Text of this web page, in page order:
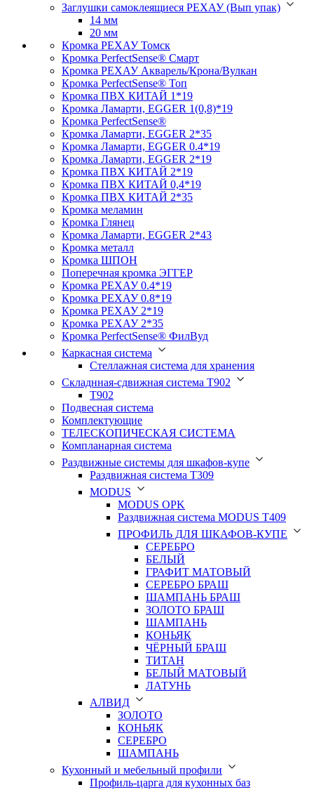
Заглушки самоклеящиеся РЕХАУ (Вып упак)
14 мм
20 мм
Кромка PЕХАУ Томск
Кромка PerfectSense® Смарт
Кромка PЕХАУ Акварель/Крона/Вулкан
Кромка PerfectSense® Топ
Кромка ПВХ КИТАЙ 1*19
Кромка Ламарти, EGGER 1(0,8)*19
Кромка PerfectSense®
Кромка Ламарти, EGGER 2*35
Кромка Ламарти, EGGER 0.4*19
Кромка Ламарти, EGGER 2*19
Кромка ПВХ КИТАЙ 2*19
Кромка ПВХ КИТАЙ 0,4*19
Кромка ПВХ КИТАЙ 2*35
Кромка меламин
Кромка Глянец
Кромка Ламарти, EGGER 2*43
Кромка металл
Кромка ШПОН
Поперечная кромка ЭГГЕР
Кромка PЕХАУ 0.4*19
Кромка PЕХАУ 0.8*19
Кромка PЕХАУ 2*19
Кромка PЕХАУ 2*35
Кромка PerfectSense® ФилВуд
Каркасная система
Стеллажная система для хранения
Складнная-сдвижная система Т902
T902
Подвесная система
Комплектующие
ТЕЛЕСКОПИЧЕСКАЯ СИСТЕМА
Компланарная система
Раздвижные системы для шкафов-купе
Раздвижная система Т309
MODUS
MODUS OPK
Раздвижная система MODUS T409
ПРОФИЛЬ ДЛЯ ШКАФОВ-КУПЕ
СЕРЕБРО
БЕЛЫЙ
ГРАФИТ МАТОВЫЙ
СЕРЕБРО БРАШ
ШАМПАНЬ БРАШ
ЗОЛОТО БРАШ
ШАМПАНЬ
КОНЬЯК
ЧЁРНЫЙ БРАШ
ТИТАН
БЕЛЫЙ МАТОВЫЙ
ЛАТУНЬ
АЛВИД
ЗОЛОТО
КОНЬЯК
СЕРЕБРО
ШАМПАНЬ
Кухонный и мебельный профили
Профиль-царга для кухонных баз